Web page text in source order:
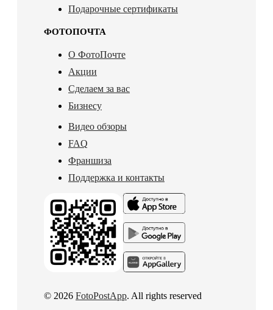
Подарочные сертификаты
ФОТОПОЧТА
О ФотоПочте
Акции
Сделаем за вас
Бизнесу
Видео обзоры
FAQ
Франшиза
Поддержка и контакты
© 2026 FotoPostApp. All rights reserved